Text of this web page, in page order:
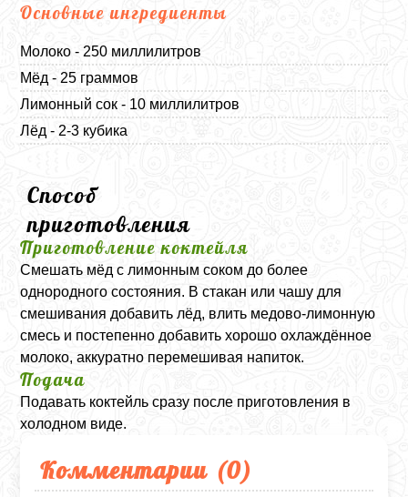
Основные ингредиенты
Молоко - 250 миллилитров
Мёд - 25 граммов
Лимонный сок - 10 миллилитров
Лёд - 2-3 кубика
Способ
приготовления
Приготовление коктейля
Смешать мёд с лимонным соком до более
однородного состояния. В стакан или чашу для
смешивания добавить лёд, влить медово-лимонную
смесь и постепенно добавить хорошо охлаждённое
молоко, аккуратно перемешивая напиток.
Подача
Подавать коктейль сразу после приготовления в
холодном виде.
Комментарии (0)